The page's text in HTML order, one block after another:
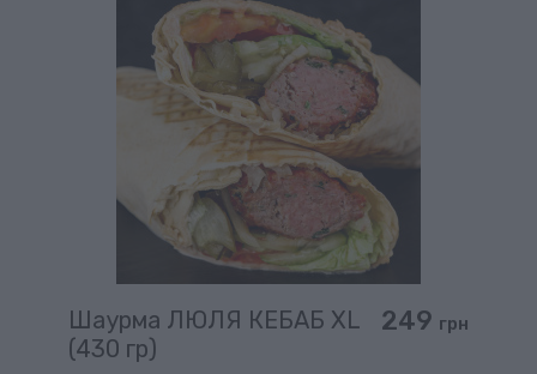
Шаурма ЛЮЛЯ КЕБАБ XL
(430 гр)
249 грн